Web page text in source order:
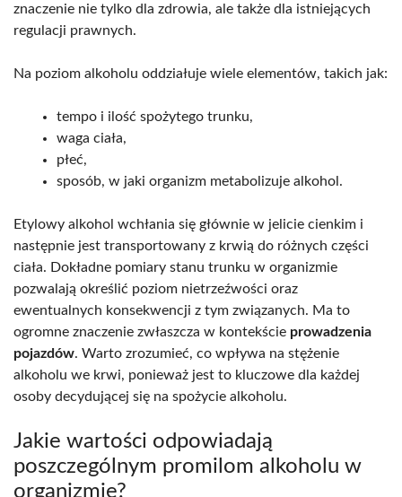
znaczenie nie tylko dla zdrowia, ale także dla istniejących
regulacji prawnych.
Na poziom alkoholu oddziałuje wiele elementów, takich jak:
tempo i ilość spożytego trunku,
waga ciała,
płeć,
sposób, w jaki organizm metabolizuje alkohol.
Etylowy alkohol wchłania się głównie w jelicie cienkim i
następnie jest transportowany z krwią do różnych części
ciała. Dokładne pomiary stanu trunku w organizmie
pozwalają określić poziom nietrzeźwości oraz
ewentualnych konsekwencji z tym związanych. Ma to
ogromne znaczenie zwłaszcza w kontekście prowadzenia
pojazdów. Warto zrozumieć, co wpływa na stężenie
alkoholu we krwi, ponieważ jest to kluczowe dla każdej
osoby decydującej się na spożycie alkoholu.
Jakie wartości odpowiadają
poszczególnym promilom alkoholu w
organizmie?